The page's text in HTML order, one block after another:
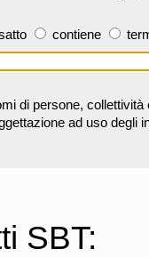
contiene
di persone,
ad uso degli
SBT: